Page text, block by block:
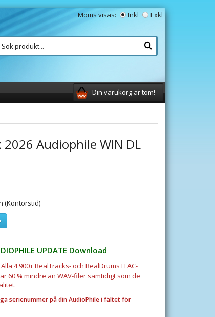
Moms visas: Inkl Exkl
Din varukorg är tom!
Audiophile WIN DL
(Kontorstid)
UPDATE Download
Alla 4 900+ RealTracks- och RealDrums FLAC-
60 % mindre än WAV-filer samtidigt som de
serienummer på din AudioPhile i fältet för